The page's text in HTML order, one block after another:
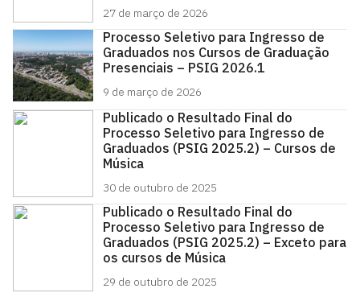
27 de março de 2026
Processo Seletivo para Ingresso de
Graduados nos Cursos de Graduação
Presenciais – PSIG 2026.1
9 de março de 2026
Publicado o Resultado Final do
Processo Seletivo para Ingresso de
Graduados (PSIG 2025.2) – Cursos de
Música
30 de outubro de 2025
Publicado o Resultado Final do
Processo Seletivo para Ingresso de
Graduados (PSIG 2025.2) – Exceto para
os cursos de Música
29 de outubro de 2025